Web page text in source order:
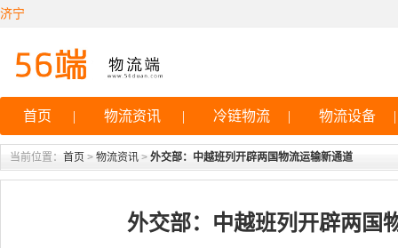
济宁
首页 | 物流资讯 | 冷链物流 | 物流设备 |
当前位置： 首页 > 物流资讯 > 外交部：中越班列开辟两国物流运输新通道
外交部：中越班列开辟两国